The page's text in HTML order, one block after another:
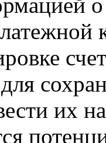
для
их